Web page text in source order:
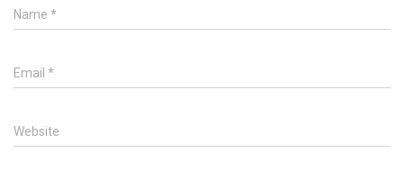
Name *
Email *
Website